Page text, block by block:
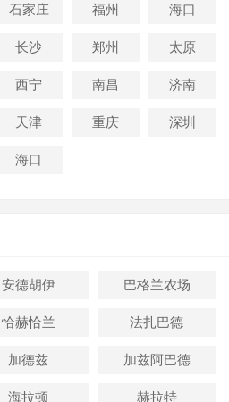
石家庄 福州 海口
长沙 郑州 太原
西宁 南昌 济南
天津 重庆 深圳
海口
安德胡伊 巴格兰农场
恰赫恰兰 法扎巴德
加德兹 加兹阿巴德
海拉顿 赫拉特